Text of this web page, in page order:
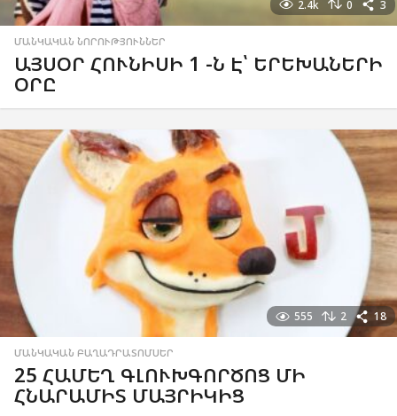
2.4k 0 3
ՄԱՆԿԱԿԱՆ ՆՈՐՈՒԹՅՈՒՆՆԵՐ
ԱՅՍՕՐ ՀՈՒՆԻՍԻ 1 -Ն Է՝ ԵՐԵԽԱՆԵՐԻ
ՕՐԸ
555 2 18
ՄԱՆԿԱԿԱՆ ԲԱՂԱԴՐԱՏՈՄՍԵՐ
25 ՀԱՄԵՂ ԳԼՈՒԽԳՈՐԾՈՑ ՄԻ
ՀՆԱՐԱՄԻՏ ՄԱՅՐԻԿԻՑ